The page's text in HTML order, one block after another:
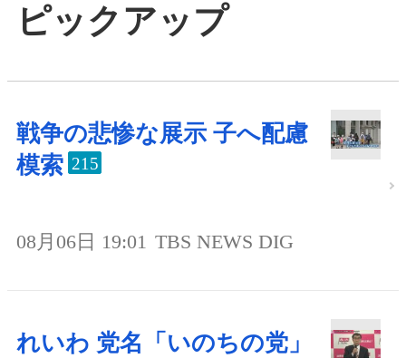
ピックアップ
戦争の悲惨な展示 子へ配慮
模索 215
08月06日 19:01 TBS NEWS DIG
れいわ 党名「いのちの党」